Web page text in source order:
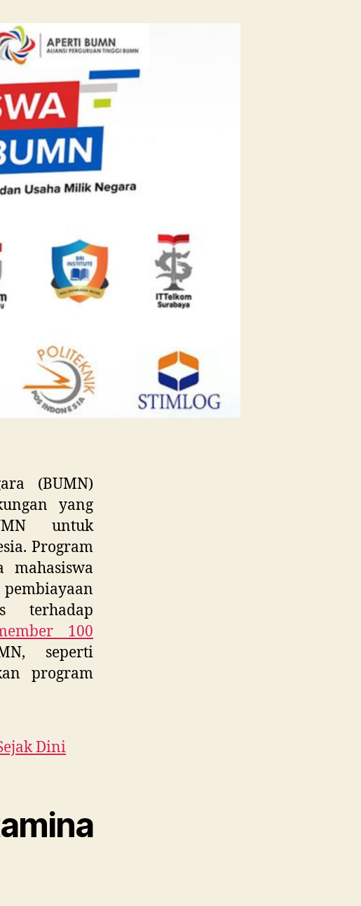
(BUMN)
yang
untuk
Program
mahasiswa
terhadap
100
seperti
program
Dini